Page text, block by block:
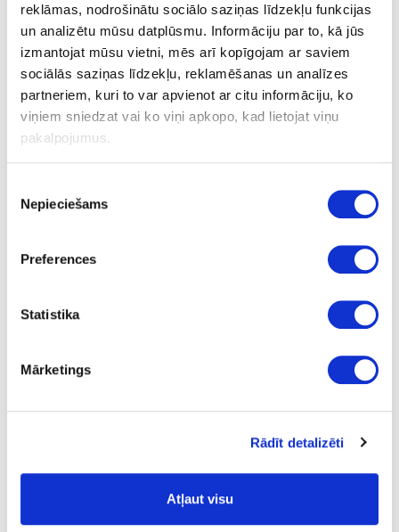
reklāmas, nodrošinātu sociālo saziņas līdzekļu funkcijas
un analizētu mūsu datplūsmu. Informāciju par to, kā jūs
izmantojat mūsu vietni, mēs arī kopīgojam ar saviem
sociālās saziņas līdzekļu, reklamēšanas un analīzes
partneriem, kuri to var apvienot ar citu informāciju, ko
viņiem sniedzat vai ko viņi apkopo, kad lietojat viņu
pakalpojumus.
izvēle
Nepieciešams
Preferences
Statistika
Mārketings
Rādīt detalizēti
Atļaut visu
Ask question
Share product link
Print